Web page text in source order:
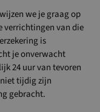
we je graag op
verrichtingen van die
is
je onverwacht
24 uur van tevoren
tijdig zijn
gebracht.